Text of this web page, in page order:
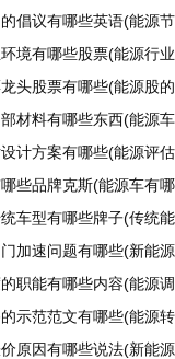
倡议有哪些英语(能源
境有哪些股票(能源行
头股票有哪些(能源股
材料有哪些东西(能源
计方案有哪些(能源评
些品牌克斯(能源车有
车型有哪些牌子(传统
加速问题有哪些(新能源
职能有哪些内容(能源
示范范文有哪些(能源
原因有哪些说法(新能